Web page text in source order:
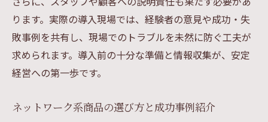
ります。実際の導入現場では、経験者の意見や成功・失
敗事例を共有し、現場でのトラブルを未然に防ぐ工夫が
求められます。導入前の十分な準備と情報収集が、安定
経営への第一歩です。
ネットワーク系商品の選び方と成功事例紹介